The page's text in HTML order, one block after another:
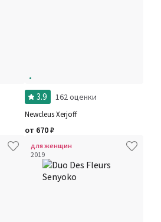
3.9 162 оценки
Newcleus Xerjoff
от 670₽
для женщин
2019